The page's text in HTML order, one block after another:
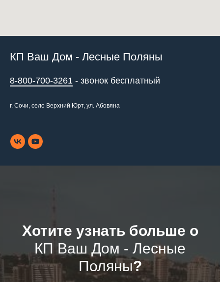
КП Ваш Дом - Лесные Поляны
8-800-700-3261 - звонок бесплатный
г. Сочи, село Верхний Юрт, ул. Абовяна
Хотите узнать больше о
КП Ваш Дом - Лесные
Поляны?